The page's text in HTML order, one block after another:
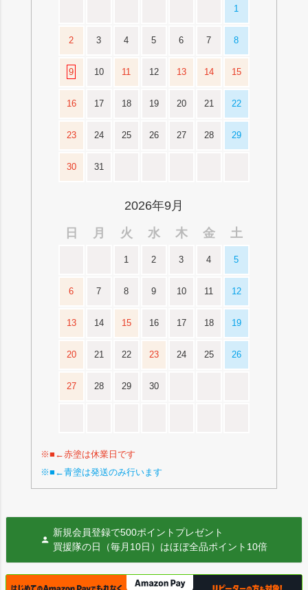
1
2 3 4 5 6 7 8
9 10 11 12 13 14 15
16 17 18 19 20 21 22
23 24 25 26 27 28 29
30 31
2026年9月
日
月 火 水 木 金 土
1 2 3 4 5
6 7 8 9 10 11 12
13 14 15 16 17 18 19
20 21 22 23 24 25 26
27 28 29 30
※■←赤塗は休業日です
※■←青塗は発送のみ行います
新規会員登録で500ポイントプレゼント
買援隊の日（毎月10日）はほぼ全品ポイント10倍